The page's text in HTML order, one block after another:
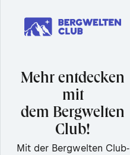
Mehr entdecken
mit
dem Bergwelten
Club!
Mit der Bergwelten Club-